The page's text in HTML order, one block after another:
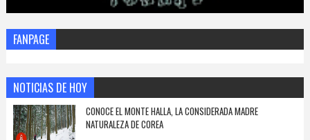
FANPAGE
NOTICIAS DE HOY
CONOCE EL MONTE HALLA, LA CONSIDERADA MADRE
NATURALEZA DE COREA